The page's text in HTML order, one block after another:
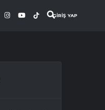
GİRİŞ YAP